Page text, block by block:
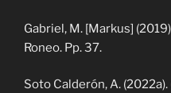
Gabriel, M. [Markus]
Roneo. Pp. 37.
Soto Calderón, A. (2022a).